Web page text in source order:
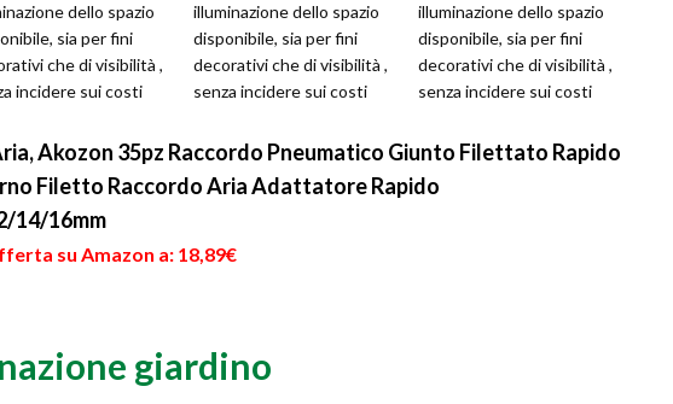
dello spazio
sia per fini
che di visibilità ,
incidere sui costi
illuminazione dello spazio
disponibile, sia per fini
decorativi che di visibilità ,
senza incidere sui costi
illuminazione dello spazio
disponibile, sia per fini
decorativi che di visibilità ,
senza incidere sui costi
Akozon 35pz Raccordo Pneumatico Giunto Filettato Rapido
Filetto Raccordo Aria Adattatore Rapido
14/16mm
su Amazon a: 18,89€
giardino